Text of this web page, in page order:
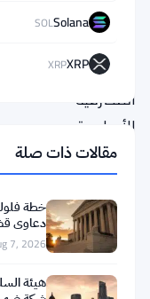
التفاعلات
بالحسابات
المصرفية
الأساسية
تقييمها
بشكل
سيء
والآن
Solana
SOL
XRP
XRP
مقالات ذات صلة
دعاوى
7, 2026